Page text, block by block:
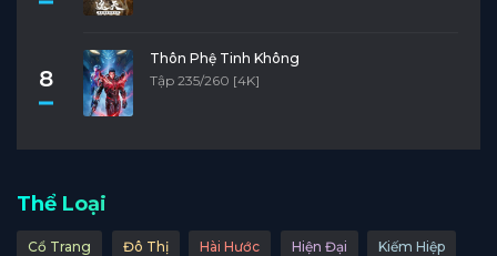
8
Thôn Phệ Tinh Không
Tập 235/260 [4K]
Thể Loại
Cổ Trang Đô Thị Hài Hước Hiện Đại Kiếm Hiệp